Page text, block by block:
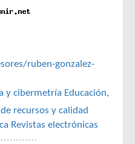
ruben-gonzalez-
y cibermetría Educación,
recursos y calidad
Revistas electrónicas